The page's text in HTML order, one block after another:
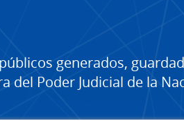
generados,
del Poder Judicial de la